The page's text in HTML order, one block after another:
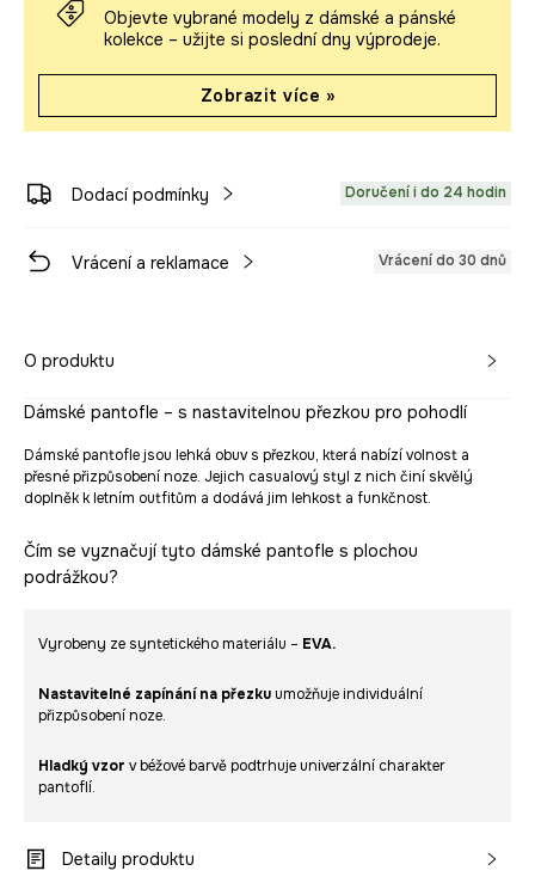
Objevte vybrané modely z dámské a pánské
kolekce – užijte si poslední dny výprodeje.
Zobrazit více »
Dodací podmínky Doručení i do 24 hodin
Vrácení a reklamace Vrácení do 30 dnů
O produktu
Dámské pantofle – s nastavitelnou přezkou pro pohodlí
Dámské pantofle jsou lehká obuv s přezkou, která nabízí volnost a
přesné přizpůsobení noze. Jejich casualový styl z nich činí skvělý
doplněk k letním outfitům a dodává jim lehkost a funkčnost.
Čím se vyznačují tyto dámské pantofle s plochou
podrážkou?
Vyrobeny ze syntetického materiálu – EVA.
Nastavitelné zapínání na přezku umožňuje individuální
přizpůsobení noze.
Hladký vzor v béžové barvě podtrhuje univerzální charakter
pantoflí.
Detaily produktu